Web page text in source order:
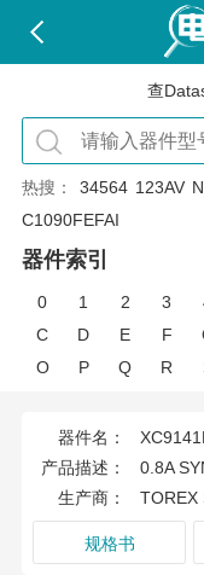
查
热搜： 34564 123AV
C1090FEFAI
器件索引
0 1 2 3
C
D E F
O
P Q R
器件名：
产品描述：
0.8A
生产商：
TOREX
规格书